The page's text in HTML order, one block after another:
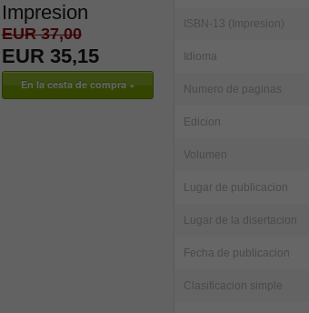
Impresion
EUR 37,00
EUR 35,15
ISBN-13 (Impresion)
Idioma
Numero de paginas
Edicion
Volumen
Lugar de publicacion
Lugar de la disertacion
Fecha de publicacion
Clasificacion simple